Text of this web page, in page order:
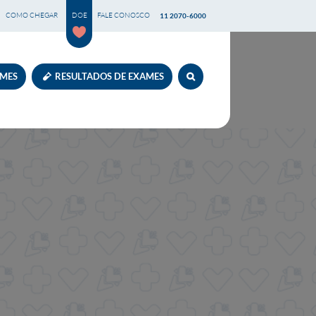
COMO CHEGAR DOE FALE CONOSCO 11 2070-6000
RESULTADOS DE EXAMES